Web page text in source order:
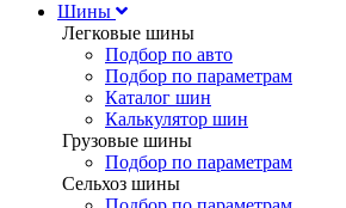
Шины
Легковые шины
Подбор по авто
Подбор по параметрам
Каталог шин
Калькулятор шин
Грузовые шины
Подбор по параметрам
Сельхоз шины